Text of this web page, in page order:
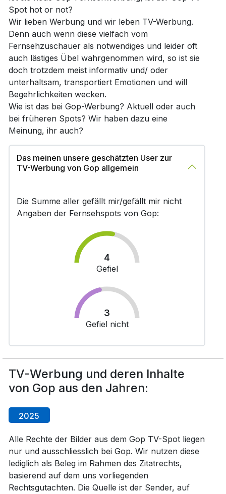
Spot hot or not?
Wir lieben Werbung und wir leben TV-Werbung.
Denn auch wenn diese vielfach vom
Fernsehzuschauer als notwendiges und leider oft
auch lästiges Übel wahrgenommen wird, so ist sie
doch trotzdem meist informativ und/ oder
unterhaltsam, transportiert Emotionen und will
Begehrlichkeiten wecken.
Wie ist das bei Gop-Werbung? Aktuell oder auch
bei früheren Spots? Wir haben dazu eine
Meinung, ihr auch?
Das meinen unsere geschätzten User zur
TV-Werbung von Gop allgemein
Die Summe aller gefällt mir/gefällt mir nicht
Angaben der Fernsehspots von Gop:
4
Gefiel
3
Gefiel nicht
TV-Werbung und deren Inhalte
von Gop aus den Jahren:
2025
Alle Rechte der Bilder aus dem Gop TV-Spot liegen
nur und ausschliesslich bei Gop. Wir nutzen diese
lediglich als Beleg im Rahmen des Zitatrechts,
basierend auf dem uns vorliegenden
Rechtsgutachten. Die Quelle ist der Sender, auf